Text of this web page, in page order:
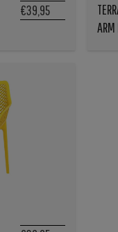
€39,95
ARM